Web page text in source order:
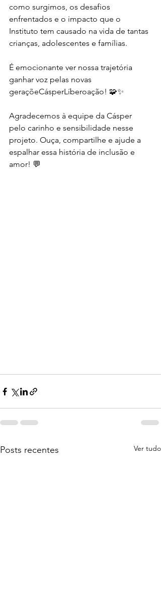
como surgimos, os desafios
enfrentados e o impacto que o
Instituto tem causado na vida de tantas
crianças, adolescentes e famílias.
É emocionante ver nossa trajetória
ganhar voz pelas novas
geraçõeCásperLíberoação! 🧩✨
Agradecemos à equipe da Cásper
pelo carinho e sensibilidade nesse
projeto. Ouça, compartilhe e ajude a
espalhar essa história de inclusão e
amor! 💬
Posts recentes Ver tudo